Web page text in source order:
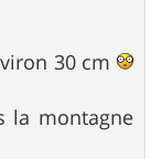
30 cm
la montagne